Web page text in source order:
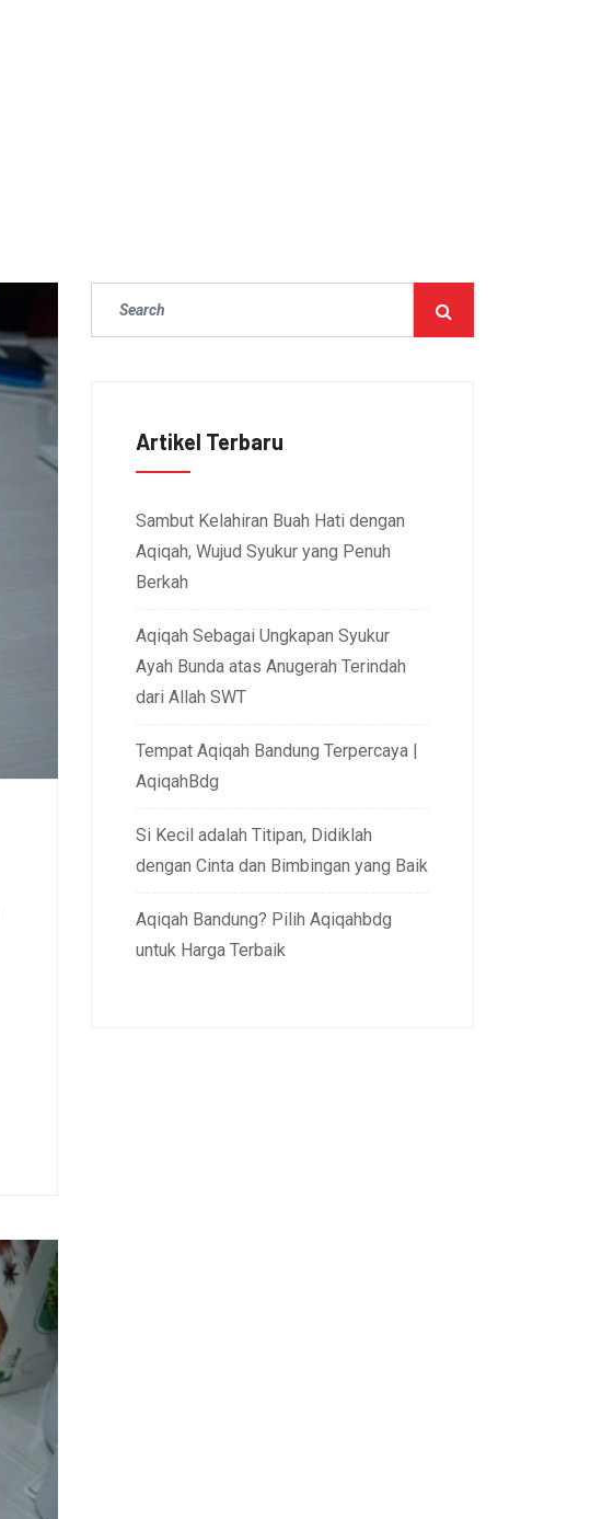
Artikel Terbaru
Sambut Kelahiran Buah Hati dengan
Aqiqah, Wujud Syukur yang Penuh
Berkah
Aqiqah Sebagai Ungkapan Syukur
Ayah Bunda atas Anugerah Terindah
dari Allah SWT
Tempat Aqiqah Bandung Terpercaya |
AqiqahBdg
Si Kecil adalah Titipan, Didiklah
dengan Cinta dan Bimbingan yang Baik
Aqiqah Bandung? Pilih Aqiqahbdg
untuk Harga Terbaik